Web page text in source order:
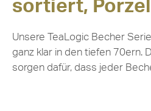
sortiert,
Unsere TeaLogic Becher
ganz klar in den tiefen 70ern.
sorgen dafür, dass jeder